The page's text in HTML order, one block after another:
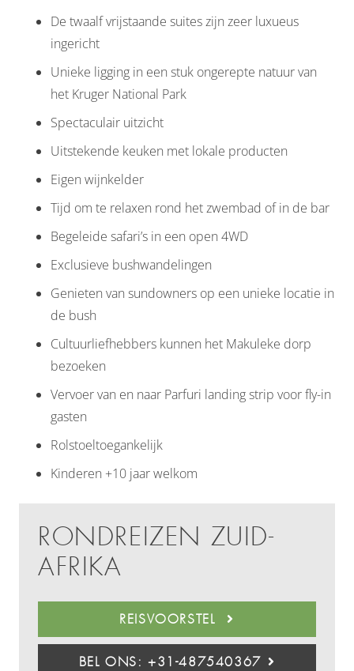
De twaalf vrijstaande suites zijn zeer luxueus
ingericht
Unieke ligging in een stuk ongerepte natuur van
het Kruger National Park
Spectaculair uitzicht
Uitstekende keuken met lokale producten
Eigen wijnkelder
Tijd om te relaxen rond het zwembad of in de bar
Begeleide safari’s in een open 4WD
Exclusieve bushwandelingen
Genieten van sundowners op een unieke locatie in
de bush
Cultuurliefhebbers kunnen het Makuleke dorp
bezoeken
Vervoer van en naar Parfuri landing strip voor fly-in
gasten
Rolstoeltoegankelijk
Kinderen +10 jaar welkom
RONDREIZEN ZUID-
AFRIKA
REISVOORSTEL
BEL ONS: +31-487540367